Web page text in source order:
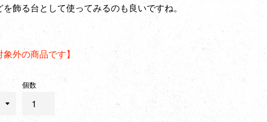
飾る台として使ってみるのも良いですね。
外の商品です】
個数